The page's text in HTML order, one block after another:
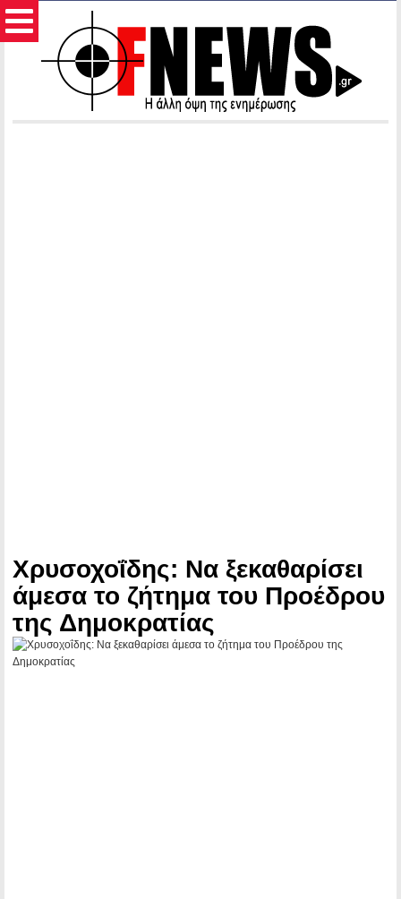
Χρυσοχοΐδης: Να ξεκαθαρίσει
άμεσα το ζήτημα του Προέδρου
της Δημοκρατίας